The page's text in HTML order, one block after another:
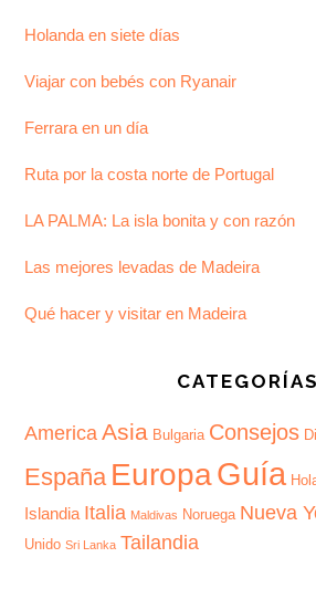
Holanda en siete días
Viajar con bebés con Ryanair
Ferrara en un día
Ruta por la costa norte de Portugal
LA PALMA: La isla bonita y con razón
Las mejores levadas de Madeira
Qué hacer y visitar en Madeira
CATEGORÍAS
America Asia Bulgaria Consejos
España EuropaGuía
Islandia Italia Maldivas Noruega Nueva
Unido Sri Lanka Tailandia